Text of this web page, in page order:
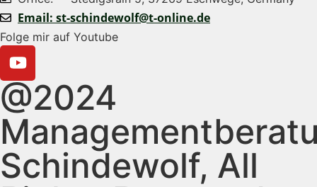
Email: st-schindewolf@t-online.de
Folge mir auf Youtube
@2024
Schindewolf, All